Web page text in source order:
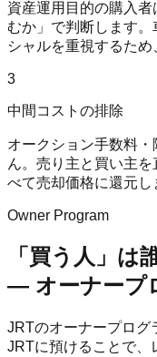
資産運用目的の購入
むか」で判断します
シャルを重視するため
3
中間コストの排除
オークション手数料
ん。売り主と買い主
べて売却価格に還元し
Owner Program
「買う人」は
— オーナープ
JRTのオーナープログ
JRTに預けることで、